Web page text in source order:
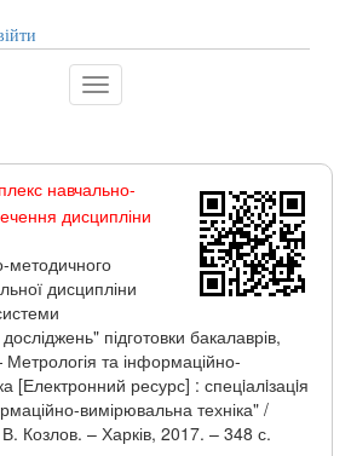
Toggle
navigation
навчально-
дисципліни
методичного
дисципліни
підготовки бакалаврів,
та інформаційно-
[Електронний ресурс] : спецiалiзацiя
вимірювальна техніка" /
Козлов. – Харків, 2017. – 348 с.